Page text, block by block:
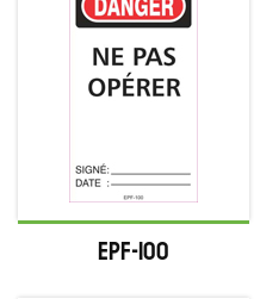
EPF-100